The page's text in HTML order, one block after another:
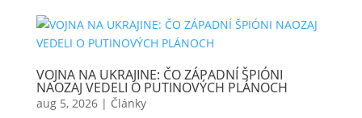
VOJNA NA UKRAJINE: ČO ZÁPADNÍ ŠPIÓNI
NAOZAJ VEDELI O PUTINOVÝCH PLÁNOCH
aug 5, 2026| Články